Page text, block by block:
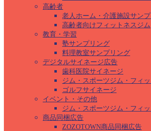
高齢者
老人ホーム・介護施設サン
高齢者向けフィットネスジム
教育・学習
塾サンプリング
料理教室サンプリング
デジタルサイネージ広告
歯科医院サイネージ
ジム・スポーツジム・フィ
ゴルフサイネージ
イベント・その他
ジム・スポーツジム・フィ
商品同梱広告
ZOZOTOWN商品同梱広告